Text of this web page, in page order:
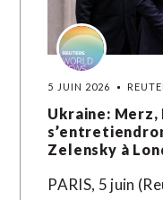
5 JUIN 2026
Ukraine:
Zelensky à
PARIS, 5 juin